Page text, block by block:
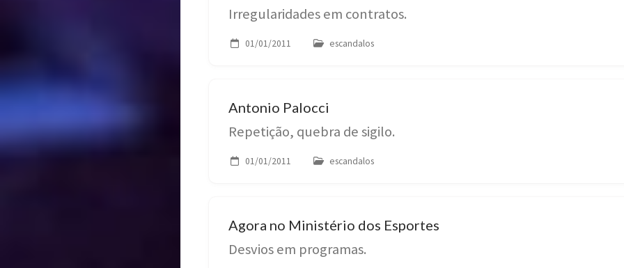
Irregularidades em contratos.
01/01/2011 escandalos
Antonio Palocci
Repetição, quebra de sigilo.
01/01/2011 escandalos
Agora no Ministério dos Esportes
Desvios em programas.